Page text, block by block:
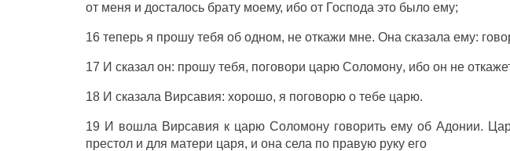
от меня и досталось братумоему, ибо от Господа это было ему;
16 теперь я прошутебя об одном, не откажи мне. Она сказала ему:
17 И сказалон: прошу тебя, поговори царю Соломону, ибо он не
18 И сказала Вирсавия: хорошо, я поговорюо тебе царю.
19 И вошла Вирсавия к царю Соломону говорить ему обАдонии.
престоли для матери царя, и она села по правую рукуего